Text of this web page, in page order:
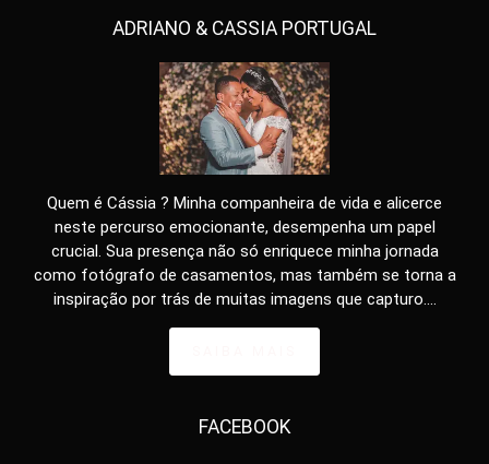
ADRIANO & CASSIA PORTUGAL
Quem é Cássia ? Minha companheira de vida e alicerce
neste percurso emocionante, desempenha um papel
crucial. Sua presença não só enriquece minha jornada
como fotógrafo de casamentos, mas também se torna a
inspiração por trás de muitas imagens que capturo....
FACEBOOK